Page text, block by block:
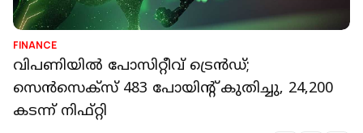
FINANCE
വിപണിയില്‍ പോസിറ്റീവ് ട്രെന്‍ഡ്;
സെന്‍സെക്‌സ് 483 പോയിന്റ് കുതിച്ചു, 24,200
കടന്ന് നിഫ്റ്റി